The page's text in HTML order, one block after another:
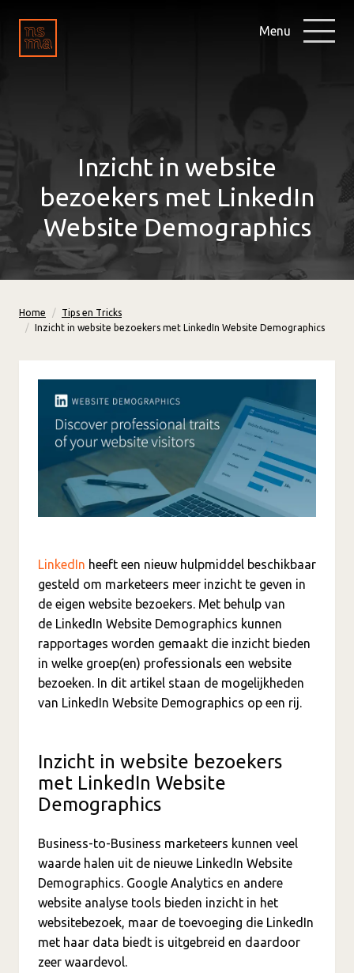
Menu
Inzicht in website
bezoekers met LinkedIn
Website Demographics
Home
Tips en Tricks
Inzicht in website bezoekers met LinkedIn Website Demographics
LinkedIn heeft een nieuw hulpmiddel beschikbaar
gesteld om marketeers meer inzicht te geven in
de eigen website bezoekers. Met behulp van
de LinkedIn Website Demographics kunnen
rapportages worden gemaakt die inzicht bieden
in welke groep(en) professionals een website
bezoeken. In dit artikel staan de mogelijkheden
van LinkedIn Website Demographics op een rij.
Inzicht in website bezoekers
met LinkedIn Website
Demographics
Business-to-Business marketeers kunnen veel
waarde halen uit de nieuwe LinkedIn Website
Demographics. Google Analytics en andere
website analyse tools bieden inzicht in het
websitebezoek, maar de toevoeging die LinkedIn
met haar data biedt is uitgebreid en daardoor
zeer waardevol.